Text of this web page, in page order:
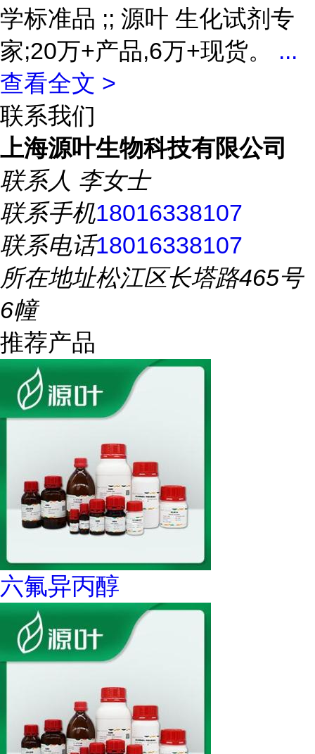
学标准品 ;; 源叶 生化试剂专
家;20万+产品,6万+现货。 ...
查看全文 >
联系我们
上海源叶生物科技有限公司
联系人 李女士
联系手机18016338107
联系电话18016338107
所在地址松江区长塔路465号
6幢
推荐产品
六氟异丙醇